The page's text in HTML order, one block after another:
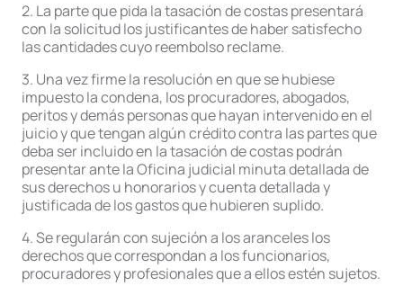
2. La parte que pida la tasación de costas presentará
con la solicitud los justificantes de haber satisfecho
las cantidades cuyo reembolso reclame.
3. Una vez firme la resolución en que se hubiese
impuesto la condena, los procuradores, abogados,
peritos y demás personas que hayan intervenido en el
juicio y que tengan algún crédito contra las partes que
deba ser incluido en la tasación de costas podrán
presentar ante la Oficina judicial minuta detallada de
sus derechos u honorarios y cuenta detallada y
justificada de los gastos que hubieren suplido.
4. Se regularán con sujeción a los aranceles los
derechos que correspondan a los funcionarios,
procuradores y profesionales que a ellos estén sujetos.